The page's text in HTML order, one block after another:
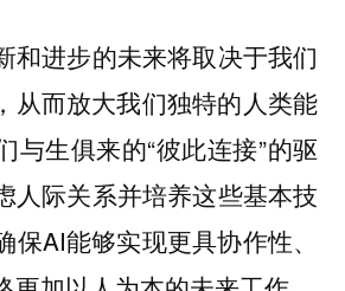
和进步的未来将取决于我们
从而放大我们独特的人类能
与生俱来的“彼此连接”的驱
人际关系并培养这些基本技
保AI能够实现更具协作性、